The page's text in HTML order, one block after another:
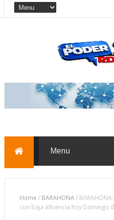
Home / BARAHONA/
con baja afluencia hoy Domingo